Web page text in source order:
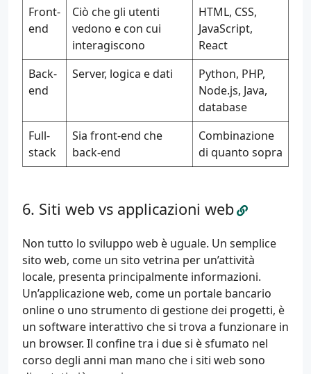
Front-
end
Ciò che gli utenti
vedono e con cui
interagiscono
HTML, CSS,
JavaScript,
React
Back-
end
Server, logica e dati
Python, PHP,
Node.js, Java,
database
Full-
stack
Sia front-end che
back-end
Combinazione
di quanto sopra
Siti web vs applicazioni web
Non tutto lo sviluppo web è uguale. Un semplice
sito web, come un sito vetrina per un’attività
locale, presenta principalmente informazioni.
Un’applicazione web, come un portale bancario
online o uno strumento di gestione dei progetti, è
un software interattivo che si trova a funzionare in
un browser. Il confine tra i due si è sfumato nel
corso degli anni man mano che i siti web sono